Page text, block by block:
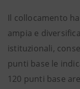
Il collocamento
ampia e
istituzionali,
punti base le
120 punti base